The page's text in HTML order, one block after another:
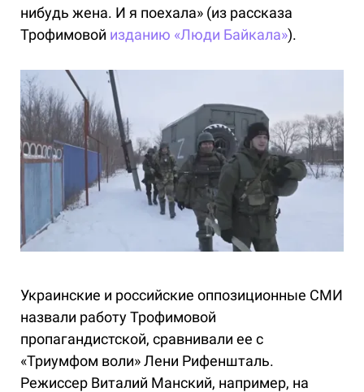
нибудь жена. И я поехала» (из рассказа
Трофимовой изданию «Люди Байкала»).
Украинские и российские оппозиционные СМИ
назвали работу Трофимовой
пропагандистской, сравнивали ее с
«Триумфом воли» Лени Рифеншталь.
Режиссер Виталий Манский, например, на